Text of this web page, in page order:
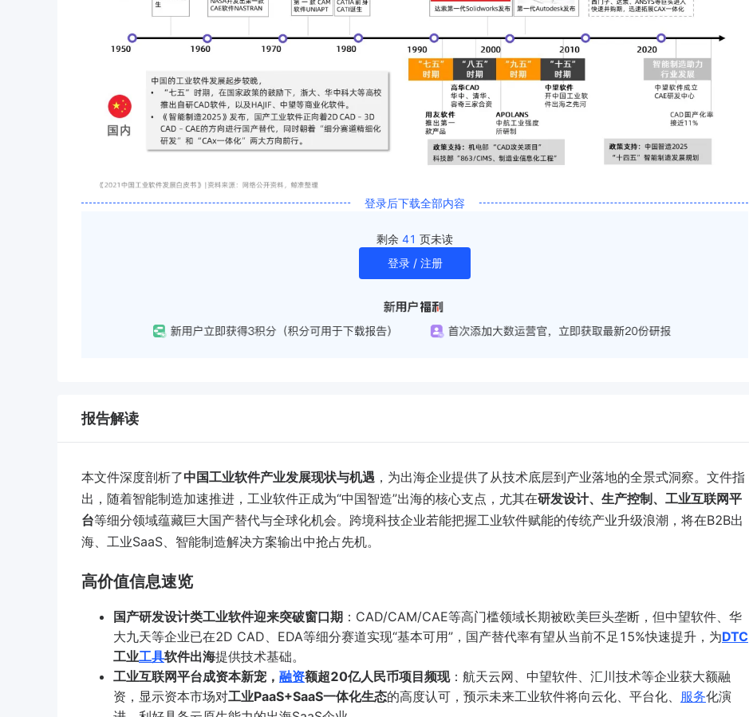
登录后下载全部内容
剩余 41 页未读
登录 / 注册
报告解读
本文件深度剖析了中国工业软件产业发展现状与机遇 ，为出海企业提供了从技术底层到产业落地的全景式洞察。文件指
出，随着智能制造加速推进，工业软件正成为“中国智造”出海的核心支点，尤其在研发设计、生产控制、工业互联网平
台等细分领域蕴藏巨大国产替代与全球化机会。跨境科技企业若能把握工业软件赋能的传统产业升级浪潮，将在B2B出
海、工业SaaS、智能制造解决方案输出中抢占先机。
高价值信息速览
国产研发设计类工业软件迎来突破窗口期 ：CAD/CAM/CAE等高门槛领域长期被欧美巨头垄断，但中望软件、华
大九天等企业已在2D CAD、EDA等细分赛道实现“基本可用”，国产替代率有望从当前不足15%快速提升，为DTC
工业工具软件出海提供技术基础。
工业互联网平台成资本新宠， 融资额超20亿人民币项目频现：航天云网、中望软件、汇川技术等企业获大额融
资，显示资本市场对工业PaaS+SaaS一体化生态的高度认可，预示未来工业软件将向云化、平台化、 服务化演